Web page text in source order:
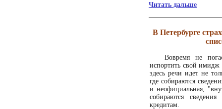
Читать дальше
В Петербурге
Вовремя не
испортить свой имидж
здесь речи идет не
где собираются
и неофициальная,
собираются
кредитам.